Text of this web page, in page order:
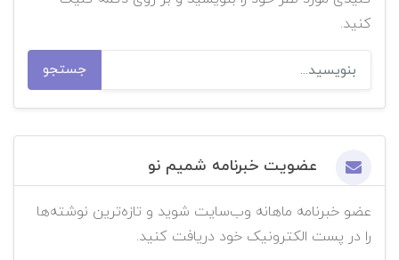
کنید.
جستجو
عضویت خبرنامه شمیم نو
عضو خبرنامه ماهانه وب‌سایت شوید و تازه‌ترین نوشته‌ها
را در پست الکترونیک خود دریافت کنید.